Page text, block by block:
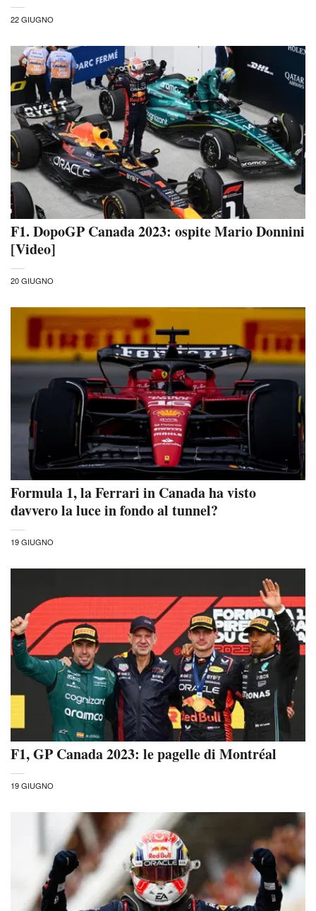
22 GIUGNO
F1. DopoGP Canada 2023: ospite Mario Donnini
[Video]
20 GIUGNO
Formula 1, la Ferrari in Canada ha visto
davvero la luce in fondo al tunnel?
19 GIUGNO
F1, GP Canada 2023: le pagelle di Montréal
19 GIUGNO